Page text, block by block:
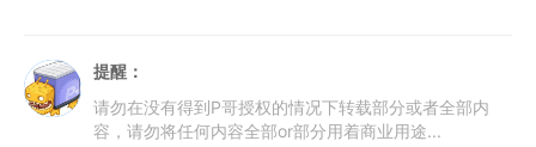
提醒：
请勿在没有得到P哥授权的情况下转载部分或者全部内
容，请勿将任何内容全部or部分用着商业用途...